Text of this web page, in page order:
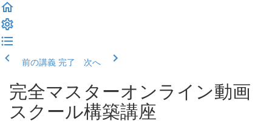
前の講義 完了 次へ
完全マスターオンライン動画
スクール構築講座